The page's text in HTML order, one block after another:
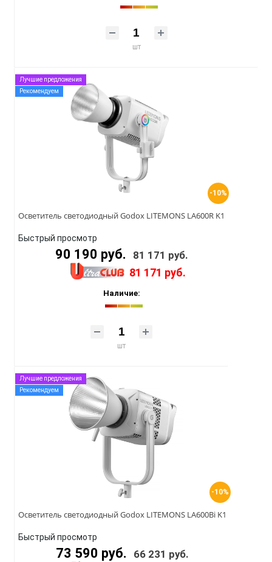
шт
-10%
Лучшие предложения
Рекомендуем
Осветитель светодиодный Godox LITEMONS LA600R K1
Быстрый просмотр
90 190 руб. 81 171 руб.
81 171 руб.
Наличие:
шт
-10%
Лучшие предложения
Рекомендуем
Осветитель светодиодный Godox LITEMONS LA600Bi K1
Быстрый просмотр
73 590 руб. 66 231 руб.